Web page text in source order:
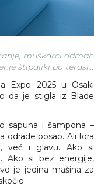
muškarci odmah
štipaljki po terasi…
Expo 2025 u Osaki
da je stigla iz Blade
sapuna i šampona –
odrade posao. Ali fora
već i glavu. Ako si
Ako si bez energije,
je jedina mašina za